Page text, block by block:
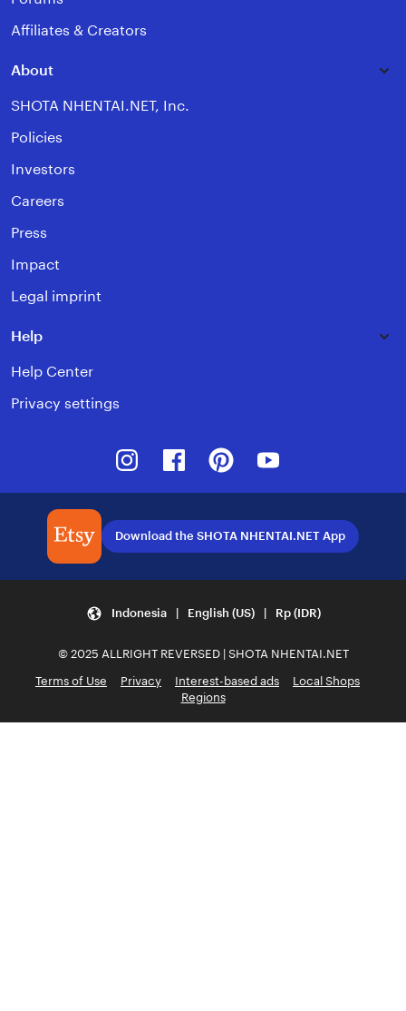
Affiliates & Creators
About
SHOTA NHENTAI.NET, Inc.
Policies
Investors
Careers
Press
Impact
Legal imprint
Help
Help Center
Privacy settings
InstagramFacebookPinterest
Download the SHOTA NHENTAI.NET App
Indonesia | English (US) | Rp (IDR)
© 2025 ALLRIGHT REVERSED | SHOTA NHENTAI.NET
Terms of Use
Privacy Interest-based ads
Local Shops
Regions